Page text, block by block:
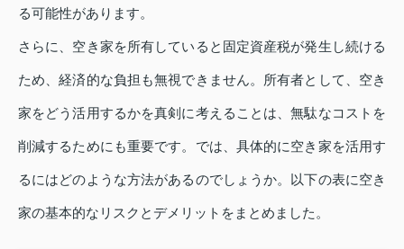
る可能性があります。
さらに、空き家を所有していると固定資産税が発生し続ける
ため、経済的な負担も無視できません。所有者として、空き
家をどう活用するかを真剣に考えることは、無駄なコストを
削減するためにも重要です。では、具体的に空き家を活用す
るにはどのような方法があるのでしょうか。以下の表に空き
家の基本的なリスクとデメリットをまとめました。